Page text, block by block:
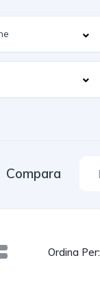
Compara
Ordina Per: